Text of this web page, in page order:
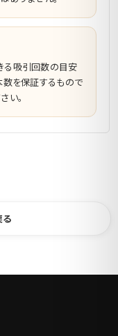
る吸引回数の目安
数を保証するもので
い。